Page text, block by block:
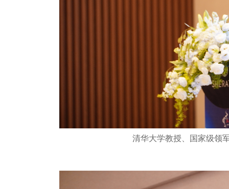
清华大学教授、国家级领